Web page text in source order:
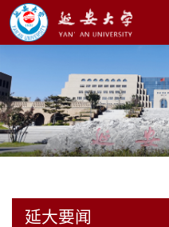
延大要闻